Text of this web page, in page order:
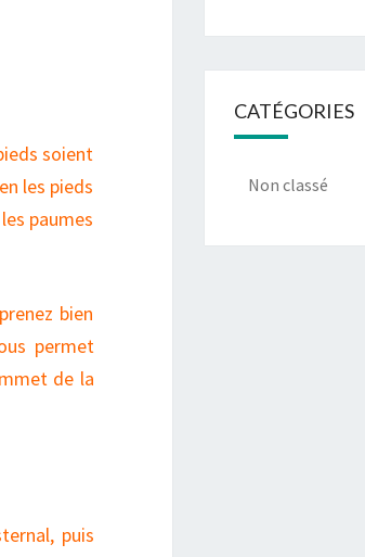
soient
les pieds
paumes
bien
permet
de la
puis
CATÉGORIES
Non classé